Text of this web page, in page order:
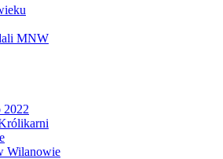
MNW
2022
Wilanowie